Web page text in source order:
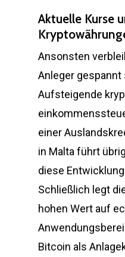
Aktuelle Kurse
Ansonsten
Anleger gespannt
Aufsteigende
einer
in Malta führt
diese
Schließlich legt
hohen Wert auf
Bitcoin als